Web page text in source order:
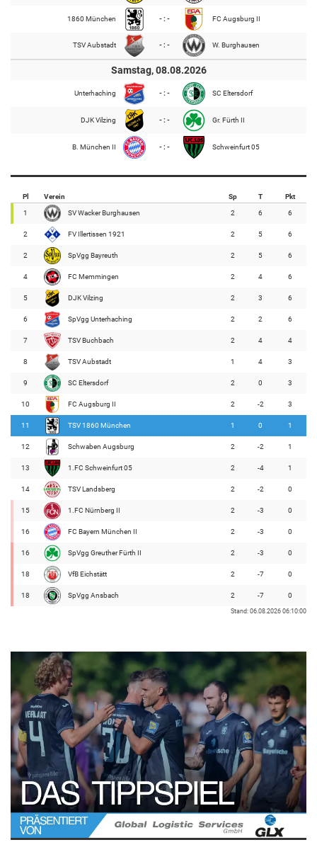
1860 München - : - FC Augsburg II
TSV Aubstadt - : - W. Burghausen
Samstag, 08.08.2026
Unterhaching - : - SC Eltersdorf
DJK Vilzing - : - Gr. Fürth II
B. München II - : - Schweinfurt 05
Pl Verein Sp T Pkt
1 SV Wacker Burghausen 2 6 6
2 FV Illertissen 1921 2 5 6
2 SpVgg Bayreuth 2 5 6
4 FC Memmingen 2 4 6
5 DJK Vilzing 2 3 6
6 SpVgg Unterhaching 2 2 6
7 TSV Buchbach 2 4 4
8 TSV Aubstadt 1 4 3
9 SC Eltersdorf 2 0 3
10 FC Augsburg II 2 -2 3
11 TSV 1860 München 1 0 1
12 Schwaben Augsburg 2 -2 1
13 1.FC Schweinfurt 05 2 -4 1
14 TSV Landsberg 2 -2 0
15 1.FC Nürnberg II 2 -3 0
16 FC Bayern München II 2 -3 0
16 SpVgg Greuther Fürth II 2 -3 0
18 VfB Eichstätt 2 -7 0
18 SpVgg Ansbach 2 -7 0
Stand: 06.08.2026 06:10:00